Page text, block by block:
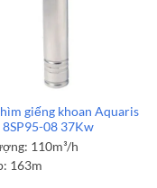
giếng khoan Aquaris
08 37Kw
110m³/h
163m